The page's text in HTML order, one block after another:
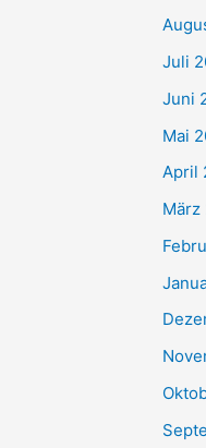
Juli
Juni
Mai
April
März